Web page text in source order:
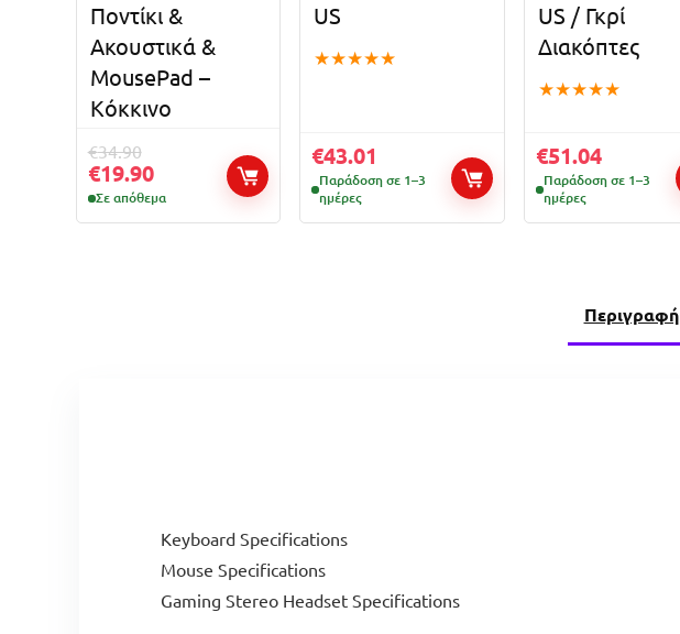
Ποντίκι &
Ακουστικά &
MousePad –
Κόκκινο
€34.90
€19.90
Σε απόθεμα
US
★★★★★
€43.01
Παράδοση σε 1–3
ημέρες
US / Γκρί
Διακόπτες
★★★★★
€51.04
Παράδοση σε 1–3
ημέρες
Περιγραφή
Keyboard Specifications
Mouse Specifications
Gaming Stereo Headset Specifications